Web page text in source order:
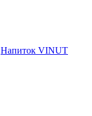
Напиток VINUT